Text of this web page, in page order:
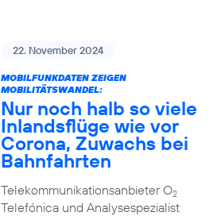
22. November 2024
MOBILFUNKDATEN ZEIGEN
MOBILITÄTSWANDEL:
Nur noch halb so viele
Inlandsflüge wie vor
Corona, Zuwachs bei
Bahnfahrten
Telekommunikationsanbieter O2
Telefónica und Analysespezialist